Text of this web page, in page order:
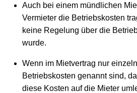
Auch bei einem mündlichen
Vermieter die Betriebskosten
keine Regelung über die
wurde.
Wenn im Mietvertrag nur
Betriebskosten genannt sind,
diese Kosten auf die Mieter